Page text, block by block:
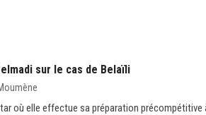
sur le cas de Belaïli
où elle effectue sa préparation précompétitive